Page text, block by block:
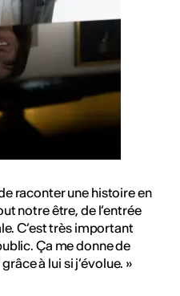
raconter une histoire en
notre être, de l’entrée
C’est très important
Ça me donne de
à lui si j’évolue. »